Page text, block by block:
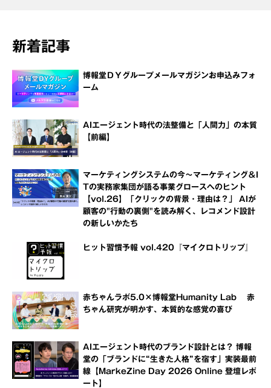
新着記事
博報堂ＤＹグループメールマガジンお申込みフォ
ーム
AIエージェント時代の法整備と「人間力」の本質
【前編】
マーケティングシステムの今～マーケティング＆I
Tの実務家集団が語る事業グロースへのヒント
【vol.26】「クリックの背景・理由は？」 AIが
顧客の"行動の裏側"を読み解く、レコメンド設計
の新しいかたち
ヒット習慣予報 vol.420『マイクロトリップ』
赤ちゃんラボ5.0×博報堂Humanity Lab 赤
ちゃん研究が明かす、本質的な感覚の喜び
AIエージェント時代のブランド設計とは？ 博報
堂の「ブランドに“生きた人格”を宿す」実装最前
線【MarkeZine Day 2026 Online 登壇レポ
ート】